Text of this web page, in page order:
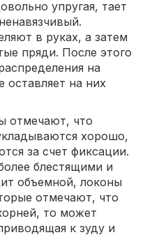
упругая, тает
в руках, а затем
пряди. После этого
на
оставляет на них
отмечают, что
хорошо,
за счет фиксации.
блестящими и
объемной, локоны
отмечают, что
то может
к зуду и